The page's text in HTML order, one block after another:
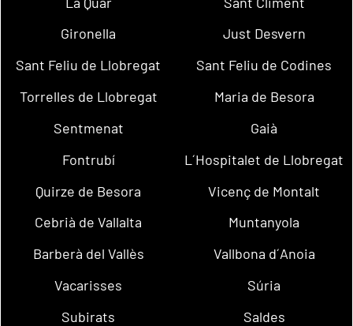
Gironella
Just Desvern
Sant Feliu de Llobregat
Sant Feliu de Codines
Torrelles de Llobregat
Maria de Besora
Sentmenat
Gaià
Fontrubí
L´Hospitalet de Llobregat
Quirze de Besora
Vicenç de Montalt
Cebrià de Vallalta
Muntanyola
Barberà del Vallès
Vallbona d´Anoia
Vacarisses
Súria
Subirats
Saldes